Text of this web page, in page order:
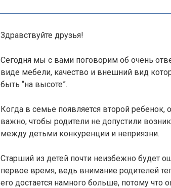
Здравствуйте друзья!
Сегодня мы с вами поговорим об очень
виде мебели, качество и внешний вид
быть “на высоте”.
Когда в семье появляется второй ребенок,
важно, чтобы родители не допустили
между детьми конкуренции и неприязни.
Старший из детей почти неизбежно будет
первое время, ведь внимание родителей
его достается намного больше, потому что